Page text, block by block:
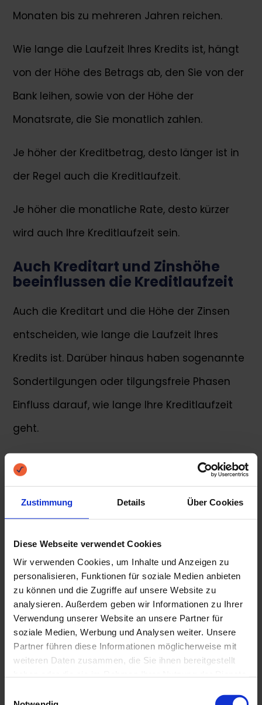
Zustimmung Details Über Cookies
Diese Webseite verwendet Cookies
Wir verwenden Cookies, um Inhalte und Anzeigen zu
personalisieren, Funktionen für soziale Medien anbieten
zu können und die Zugriffe auf unsere Website zu
analysieren. Außerdem geben wir Informationen zu Ihrer
Verwendung unserer Website an unsere Partner für
soziale Medien, Werbung und Analysen weiter. Unsere
Partner führen diese Informationen möglicherweise mit
weiteren Daten zusammen, die Sie ihnen bereitgestellt
Monaten bis zu mehreren Jahren reichen.
Wie lange die Laufzeit Ihres Kredits ist, hängt
von der Höhe des Betrags ab, den Sie von der
Bank leihen, sowie von der Höhe der
Monatsrate, die Sie monatlich zahlen.
Je höher der Kreditbetrag, desto länger ist in
der Regel auch die Kreditlaufzeit.
Je höher die monatliche Rate, desto kürzer
wird auch Ihre Kreditlaufzeit sein.
Auch Kreditart und Zinshöhe
beeinflussen die Kreditlaufzeit
Auch die Kreditart und die Höhe der Zinsen
entscheiden, wie lange die Laufzeit Ihres
Kredits ist. Darüber hinaus haben sogenannte
Sondertilgungen oder tilgungsfreie Phasen
Einfluss darauf, wie lange Ihre Kreditlaufzeit
geht.
Kreditlaufzeit, Zinsen, Kreditbetrag, Kreditart
und Rate werden immer individuell im
Kreditvertrag vereinbart. Vor allem
eng mit der finanziellen Situation von Ihnen
als Kreditnehmer abgestimmt sein, damit Sie
bei der Rückzahlung des Kredits nicht in
Schwierigkeiten kommen.
Kreditlaufzeit berechnen